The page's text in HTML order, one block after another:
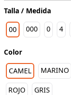
Talla / Medida
00
000 0 4
Color
CAMEL
MARINO
ROJO GRIS